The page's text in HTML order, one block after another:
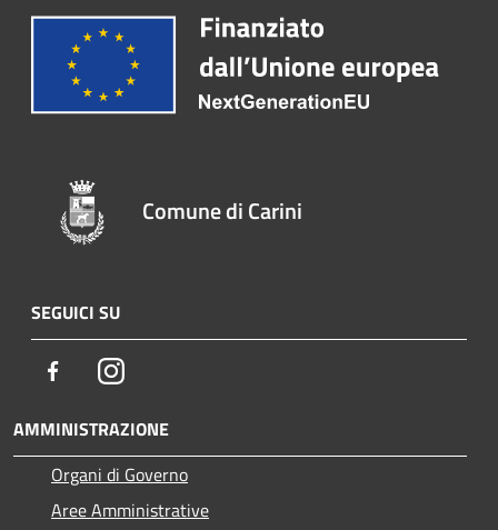
Comune di Carini
SEGUICI SU
FacebookInstagram
AMMINISTRAZIONE
Organi di Governo
Aree Amministrative